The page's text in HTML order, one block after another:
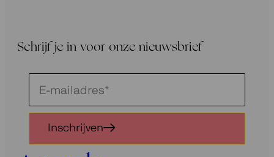
Schrijf je in voor onze nieuwsbrief
Schrijf
je
voor
onze
Inschrijven